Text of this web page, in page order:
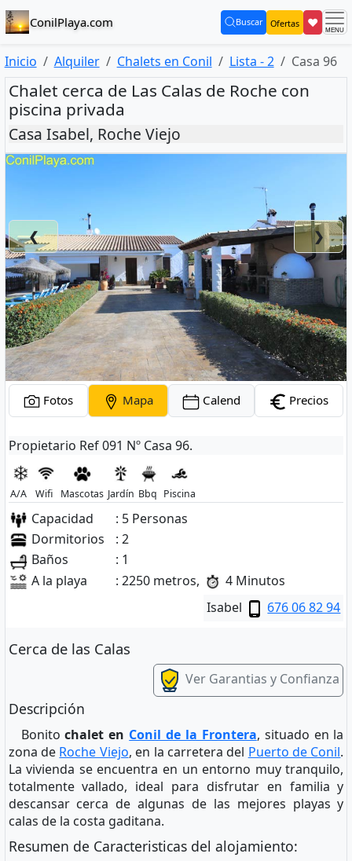
ConilPlaya.com Buscar
(current) Ofertas ❤
Inicio Alquiler Chalets en Conil Lista - 2 Casa 96
Chalet cerca de Las Calas de Roche con
piscina privada
Casa Isabel, Roche Viejo
❮ ❯
Fotos Mapa Calend Precios
Propietario Ref 091 Nº Casa 96.
A/A Wifi Mascotas Jardín Bbq Piscina
Capacidad
: 5 Personas
Dormitorios
: 2
Baños
: 1
A la playa
: 2250 metros,
4 Minutos
Isabel
676 06 82 94
Cerca de las Calas
Ver Garantias y Confianza
Descripción
Bonitochalet en Conil de la Frontera, situado en la
zona de Roche Viejo, en la carretera del Puerto de Conil.
La vivienda se encuentra en un entorno muy tranquilo,
totalmente vallado, ideal para disfrutar en familia y
descansar cerca de algunas de las mejores playas y
calas de la costa gaditana.
Resumen de Caracteristicas del alojamiento: